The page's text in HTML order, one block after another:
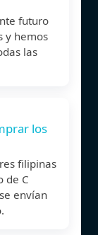
futuro
y hemos
las
los
filipinas
de C
envían